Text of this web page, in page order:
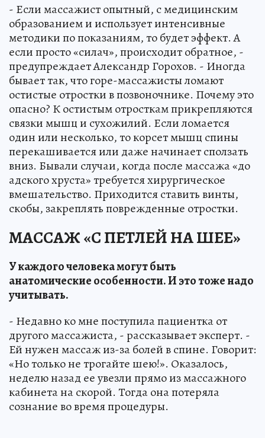
- Если массажист опытный, с медицинским
образованием и использует интенсивные
методики по показаниям, то будет эффект. А
если просто «силач», происходит обратное, -
предупреждает Александр Горохов. - Иногда
бывает так, что горе-массажисты ломают
остистые отростки в позвоночнике. Почему это
опасно? К остистым отросткам прикрепляются
связки мышц и сухожилий. Если ломается
один или несколько, то корсет мышц спины
перекашивается или даже начинает сползать
вниз. Бывали случаи, когда после массажа «до
адского хруста» требуется хирургическое
вмешательство. Приходится ставить винты,
скобы, закреплять поврежденные отростки.
МАССАЖ «С ПЕТЛЕЙ НА ШЕЕ»
У каждого человека могут быть
анатомические особенности. И это тоже надо
учитывать.
- Недавно ко мне поступила пациентка от
другого массажиста, - рассказывает эксперт. -
Ей нужен массаж из-за болей в спине. Говорит:
«Но только не трогайте шею!». Оказалось,
неделю назад ее увезли прямо из массажного
кабинета на скорой. Тогда она потеряла
сознание во время процедуры.